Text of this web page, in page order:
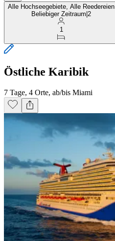
Alle Hochseegebiete, Alle Reedereien
Beliebiger Zeitraum 2
1
Östliche Karibik
7 Tage, 4 Orte, ab/bis Miami